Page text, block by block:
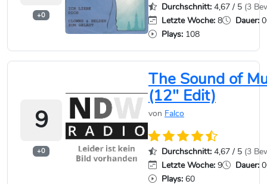
+0
Durchschnitt: 4,67 / 5 (3
Letzte Woche: 8 Dauer:
Plays: 108
9
+0
The Sound of
(12" Edit)
von Falco
Durchschnitt: 4,67 / 5 (3
Letzte Woche: 9 Dauer:
Plays: 60